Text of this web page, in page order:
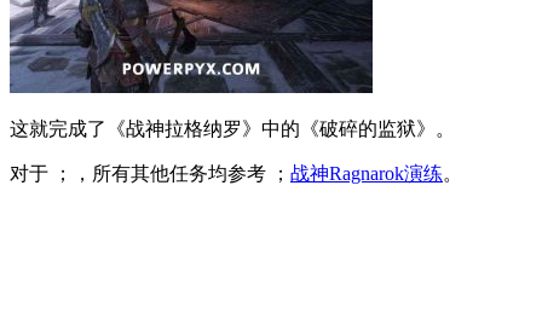
这就完成了《战神拉格纳罗》中的《破碎的监狱》。
对于 ；，所有其他任务均参考 ； 战神Ragnarok演练。